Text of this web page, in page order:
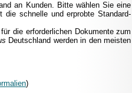
an Kunden. Bitte wählen Sie eine
schnelle und erprobte Standard-
die erforderlichen Dokumente zum
Deutschland werden in den meisten
)